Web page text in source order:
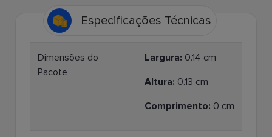
Especificações Técnicas
Dimensões do
Pacote
Largura: 0.14 cm
Altura: 0.13 cm
Comprimento: 0 cm